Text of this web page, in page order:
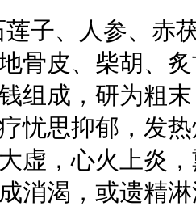
子、人参、赤
骨皮、柴胡、
组成，研为粗
忧思抑郁，发
虚，心火上炎
消渴，或遗精